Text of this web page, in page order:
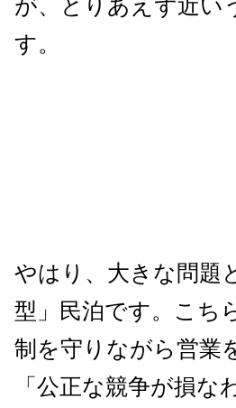
が、とりあえず近い
す。
やはり、大きな問題
型」民泊です。こち
制を守りながら営業
「公正な競争が損